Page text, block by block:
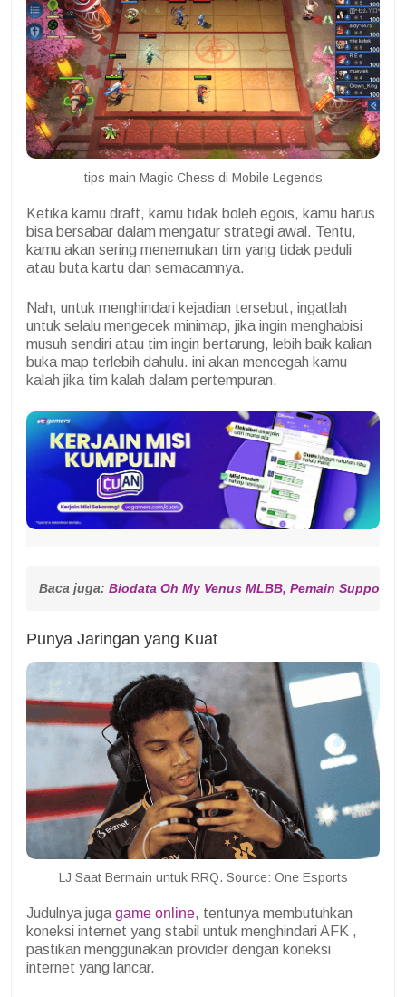
tips main Magic Chess di Mobile Legends
Ketika kamu draft, kamu tidak boleh egois, kamu harus
bisa bersabar dalam mengatur strategi awal. Tentu,
kamu akan sering menemukan tim yang tidak peduli
atau buta kartu dan semacamnya.
Nah, untuk menghindari kejadian tersebut, ingatlah
untuk selalu mengecek minimap, jika ingin menghabisi
musuh sendiri atau tim ingin bertarung, lebih baik kalian
buka map terlebih dahulu. ini akan mencegah kamu
kalah jika tim kalah dalam pertempuran.
Baca juga: Biodata Oh My Venus MLBB, Pemain Support
Punya Jaringan yang Kuat
LJ Saat Bermain untuk RRQ. Source: One Esports
Judulnya juga game online, tentunya membutuhkan
koneksi internet yang stabil untuk menghindari AFK ,
pastikan menggunakan provider dengan koneksi
internet yang lancar.